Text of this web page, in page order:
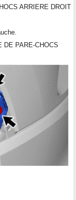
ARRIERE DROIT
DE PARE-CHOCS